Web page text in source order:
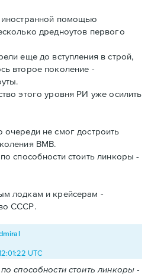
помощью
дредноутов первого
еще до вступления в строй,
второе поколение -
этого уровня РИ уже осилить
не смог достроить
ВМВ.
способности стоить линкоры -
лодкам и крейсерам -
СССР.
UTC
способности стоить линкоры -